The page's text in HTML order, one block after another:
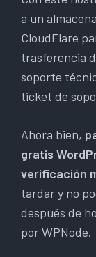
a un
CloudFlare
trasferencia
soporte
ticket de
Ahora bien,
gratis
verificación
tardar y no
después de
por WPNode.